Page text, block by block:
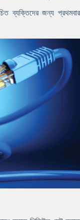
ব্যক্তিদের জন্য প্রথমবার